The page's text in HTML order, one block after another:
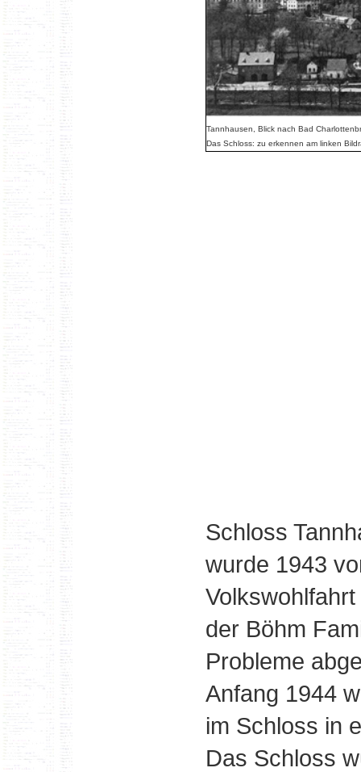
Tannhausen, Blick nach Bad
Das Schloss: zu erkennen am linken
Schloss
wurde 1943
der Böhm
Probleme
Anfang 1944
im Schloss in
Das Schloss